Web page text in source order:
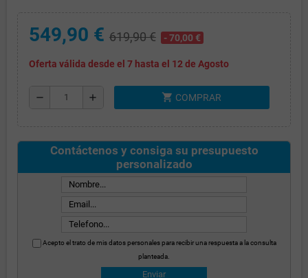
549,90 € 619,90 € - 70,00 €
Oferta válida desde el 7 hasta el 12 de Agosto
remove add shopping_cart COMPRAR
Contáctenos y consiga su presupuesto
personalizado
Acepto el trato de mis datos personales para recibir una respuesta a la consulta
planteada.